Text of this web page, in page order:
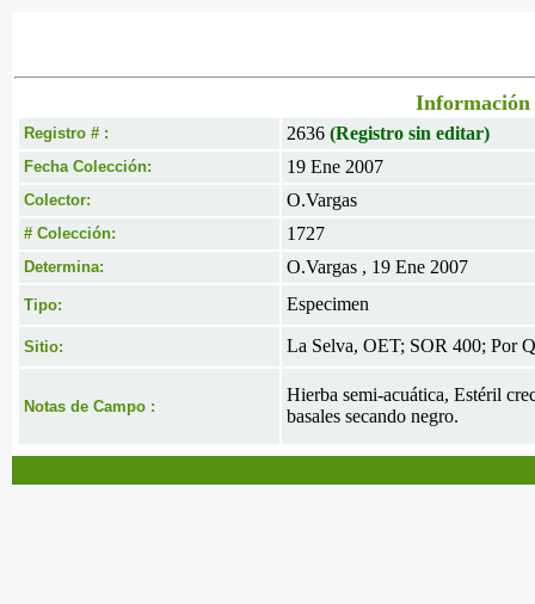
Información
Registro # : 2636 (Registro sin editar)
Fecha Colección: 19 Ene 2007
Colector: O.Vargas
# Colección: 1727
Determina: O.Vargas , 19 Ene 2007
Tipo: Especimen
Sitio: La Selva, OET; SOR 400; Por
Notas de Campo :
Hierba semi-acuática, Estéril
basales secando negro.